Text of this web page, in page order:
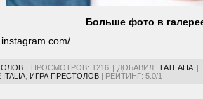
Больше фото в
| ПРОСМОТРОВ: 1216 | ДОБАВИЛ: ТАТЕАНА |
ITALIA ИГРА ПРЕСТОЛОВ | РЕЙТИНГ: 5.0/1